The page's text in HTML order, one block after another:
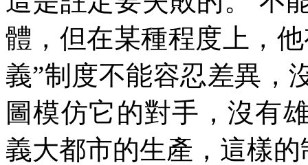
體，但在某種程度上，
義”制度不能容忍差異，
圖模仿它的對手，沒有
義大都市的生產，這樣